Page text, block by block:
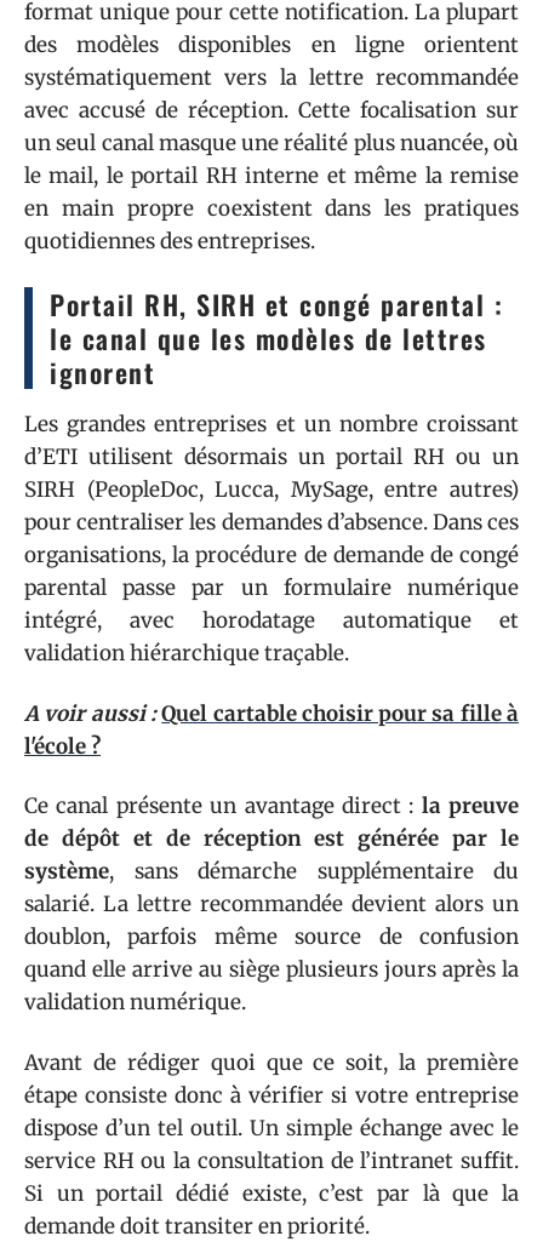
format unique pour cette notification. La plupart
des modèles disponibles en ligne orientent
systématiquement vers la lettre recommandée
avec accusé de réception. Cette focalisation sur
un seul canal masque une réalité plus nuancée, où
le mail, le portail RH interne et même la remise
en main propre coexistent dans les pratiques
quotidiennes des entreprises.
Portail RH, SIRH et congé parental :
le canal que les modèles de lettres
ignorent
Les grandes entreprises et un nombre croissant
d’ETI utilisent désormais un portail RH ou un
SIRH (PeopleDoc, Lucca, MySage, entre autres)
pour centraliser les demandes d’absence. Dans ces
organisations, la procédure de demande de congé
parental passe par un formulaire numérique
intégré, avec horodatage automatique et
validation hiérarchique traçable.
A voir aussi :Quel cartable choisir pour sa fille à
l'école ?
Ce canal présente un avantage direct : la preuve
de dépôt et de réception est générée par le
système, sans démarche supplémentaire du
salarié. La lettre recommandée devient alors un
doublon, parfois même source de confusion
quand elle arrive au siège plusieurs jours après la
validation numérique.
Avant de rédiger quoi que ce soit, la première
étape consiste donc à vérifier si votre entreprise
dispose d’un tel outil. Un simple échange avec le
service RH ou la consultation de l’intranet suffit.
Si un portail dédié existe, c’est par là que la
demande doit transiter en priorité.